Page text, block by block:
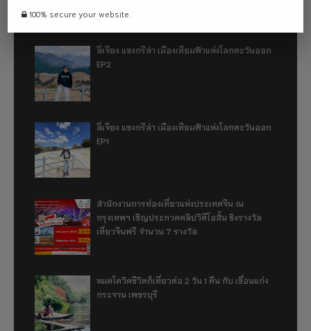
ลี่เจียง แชงกรีล่า เมืองเทียมฟ้าแห่งโลกตะวันออก
EP2
ลี่เจียง แชงกรีล่า เมืองเทียมฟ้าแห่งโลกตะวันออก
EP1
สำนักงานการท่องเที่ยวแห่งประเทศจีน ณ
กรุงเทพฯ เชิญประกวดคลิปวิดีโอสั้น ชิงรางวัล
เที่ยวจีนฟรี จำนวน 7 รางวัล
หมดโควิดชีวิตก็เที่ยวต่อ 2 วัน 1 คืน กับ เขื่อนแก่ง
กระจาน เพชรบุรี
100% secure your website.